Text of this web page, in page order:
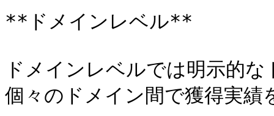
**ドメインレベル**
ドメインレベルでは明示的
個々のドメイン間で獲得実績